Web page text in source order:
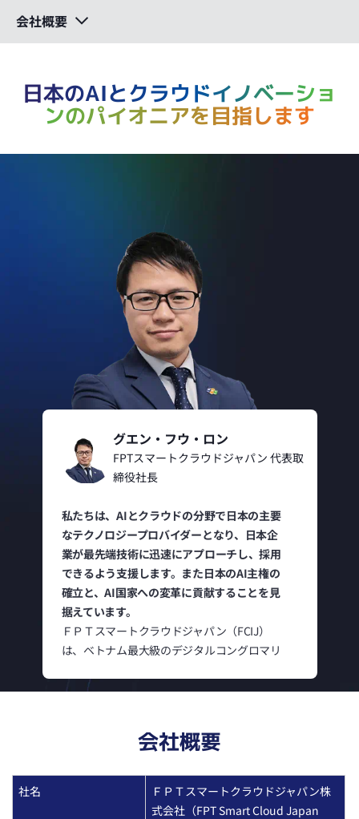
会社概要
日本のAIとクラウドイノベーショ
ンのパイオニアを目指します
グエン・フウ・ロン
FPTスマートクラウドジャパン 代表取
締役社長
私たちは、AIとクラウドの分野で日本の主要
なテクノロジープロバイダーとなり、日本企
業が最先端技術に迅速にアプローチし、採用
できるよう支援します。また日本のAI主権の
確立と、AI国家への変革に貢献することを見
据えています。
ＦＰＴスマートクラウドジャパン（FCIJ）
は、ベトナム最大級のデジタルコングロマリ
ポレーションの子会社です。私たちは、日本
クトリーエコシステムを促進するために設立
びクラウドイノベーションを支援します。
私たちは、以下の3つのコアバリューを設定し
会社概要
社名
ＦＰＴスマートクラウドジャパン株
式会社（FPT Smart Cloud Japan